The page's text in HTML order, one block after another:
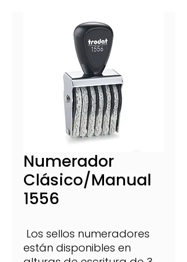
Numerador
Clásico/Manual
1556
Los sellos numeradores
están disponibles en